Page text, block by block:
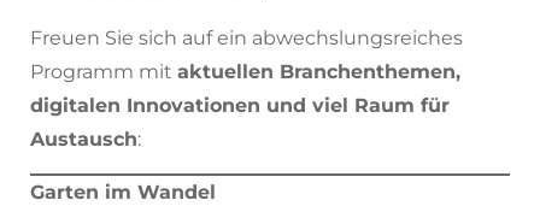
Freuen Sie sich auf ein abwechslungsreiches
Programm mit aktuellen Branchenthemen,
digitalen Innovationen und viel Raum für
Austausch:
Garten im Wandel